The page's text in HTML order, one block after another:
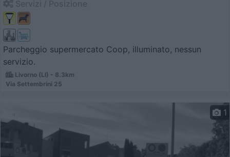
Parcheggio supermercato Coop, illuminato, nessun
servizio.
Livorno (LI) - 8.3km
Via Settembrini 25
1